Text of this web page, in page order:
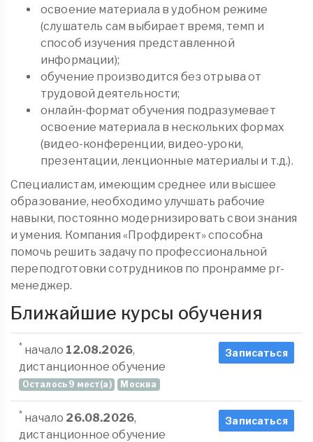
освоение материала в удобном режиме
(слушатель сам выбирает время, темп и
способ изучения представленной
информации);
обучение производится без отрыва от
трудовой деятельности;
онлайн-формат обучения подразумевает
освоение материала в нескольких формах
(видео-конференции, видео-уроки,
презентации, лекционные материалы и т.д.).
Специалистам, имеющим среднее или высшее
образование, необходимо улучшать рабочие
навыки, постоянно модернизировать свои знания
и умения. Компания «Профдирект» способна
помочь решить задачу по профессиональной
переподготовки сотрудников по пронрамме pr-
менеджер.
Ближайшие курсы обучения
* начало 12.08.2026,
дистанционное обучение
Осталось 9 мест(а) Москва
Записаться
* начало 26.08.2026,
дистанционное обучение
Записаться